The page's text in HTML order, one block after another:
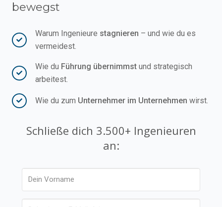
bewegst
Warum Ingenieure stagnieren – und wie du es
vermeidest.
Wie du Führung übernimmstund strategisch
arbeitest.
Wie du zum Unternehmer im Unternehmen wirst.
Schließe dich 3.500+ Ingenieuren
an: